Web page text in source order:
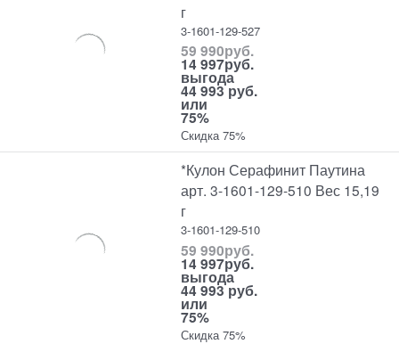
г
3-1601-129-527
59 990руб.
14 997руб.
выгода
44 993 руб.
или
75%
Скидка 75%
*Кулон Серафинит Паутина
арт. 3-1601-129-510 Вес 15,19
г
3-1601-129-510
59 990руб.
14 997руб.
выгода
44 993 руб.
или
75%
Скидка 75%